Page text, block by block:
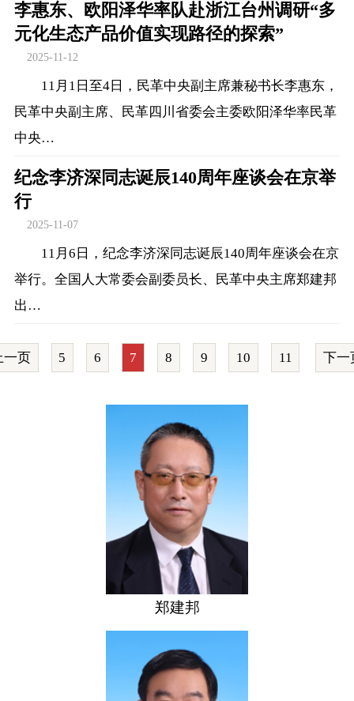
李惠东、欧阳泽华率队赴浙江台州调研“多
元化生态产品价值实现路径的探索”
2025-11-12
11月1日至4日，民革中央副主席兼秘书长李惠东，
民革中央副主席、民革四川省委会主委欧阳泽华率民革
中央…
纪念李济深同志诞辰140周年座谈会在京举
行
2025-11-07
11月6日，纪念李济深同志诞辰140周年座谈会在京
举行。全国人大常委会副委员长、民革中央主席郑建邦
出…
一页 5 6 7 8 9 10 11 下一
郑建邦